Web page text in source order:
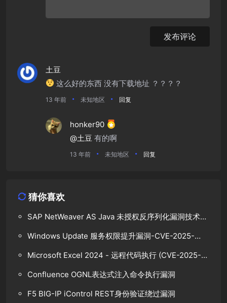
发布评论
土豆
这么好的东西 没有下载地址 ？？？？
13 年前 未知地区 回复
honker90
@土豆 有的啊
13 年前 未知地区 回复
猜你喜欢
SAP NetWeaver AS Java 未授权反序列化漏洞技术分
Windows Update 服务权限提升漏洞-CVE-2025-
Microsoft Excel 2024 - 远程代码执行 (CVE-2025-
Confluence OGNL表达式注入命令执行漏洞
F5 BIG-IP iControl REST身份验证绕过漏洞